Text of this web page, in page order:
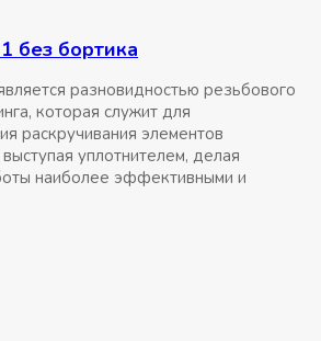
без бортика
разновидностью резьбового
которая служит для
раскручивания элементов
уплотнителем, делая
наиболее эффективными и